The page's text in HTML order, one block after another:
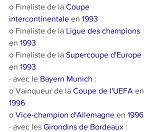
o Finaliste de la Coupe
intercontinentale en 1993
o Finaliste de la Ligue des champions
en 1993
o Finaliste de la Supercoupe d'Europe
en 1993
· avec le Bayern Munich :
o Vainqueur de la Coupe de l'UEFA en
1996
o Vice-champion d'Allemagne en 1996
· avec les Girondins de Bordeaux :